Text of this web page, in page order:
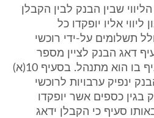
להסכם הליווי שבין הבנק לבין הקבלן
אליו יופקדו כל
תשלומים על-ידי רוכשי
דאג הבנק לציין מספר
חשבון הליווי, הבנק והסניף בו הוא מתנהל. בסעיף 10(א)
ינפיק ערבויות לרוכשי
בגין כספים אשר יופקדו
סעיף כי הקבלן ידאג